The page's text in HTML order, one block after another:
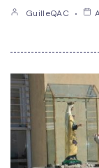
GuilleQAC